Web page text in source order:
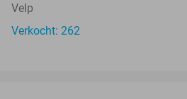
Velp
Verkocht: 262